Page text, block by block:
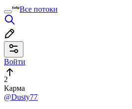
Все потоки
Войти
2
Карма
@Dusty77